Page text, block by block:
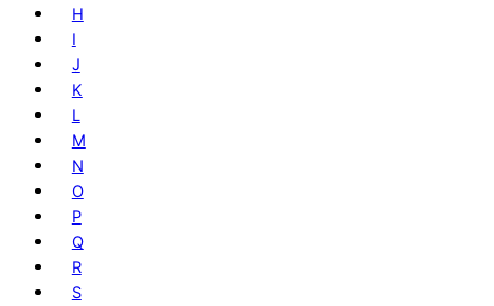
H
I
J
K
L
M
N
O
P
Q
R
S